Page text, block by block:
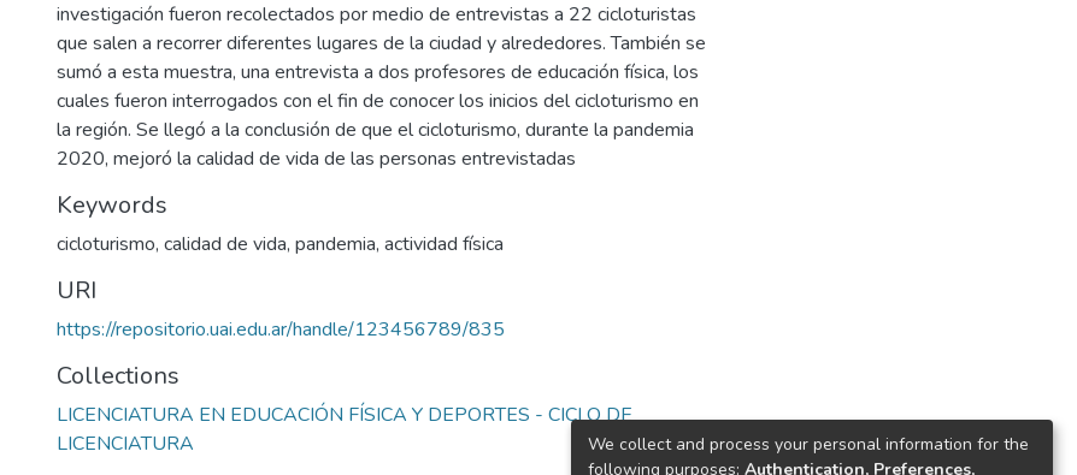
investigación fueron recolectados por medio de entrevistas a 22 cicloturistas
que salen a recorrer diferentes lugares de la ciudad y alrededores. También se
sumó a esta muestra, una entrevista a dos profesores de educación física, los
cuales fueron interrogados con el fin de conocer los inicios del cicloturismo en
la región. Se llegó a la conclusión de que el cicloturismo, durante la pandemia
2020, mejoró la calidad de vida de las personas entrevistadas
Keywords
cicloturismo, calidad de vida, pandemia, actividad física
URI
https://repositorio.uai.edu.ar/handle/123456789/835
Collections
LICENCIATURA EN EDUCACIÓN FÍSICA Y DEPORTES - CICLO DE
LICENCIATURA
We collect and process your personal information for the
following purposes: Authentication, Preferences,